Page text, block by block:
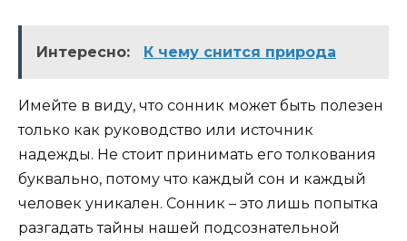
Интересно: К чему снится природа
Имейте в виду, что сонник может быть полезен
только как руководство или источник
надежды. Не стоит принимать его толкования
буквально, потому что каждый сон и каждый
человек уникален. Сонник – это лишь попытка
разгадать тайны нашей подсознательной